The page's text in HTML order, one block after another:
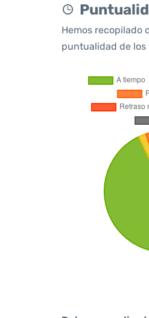
Hemos recopilado
puntualidad de los